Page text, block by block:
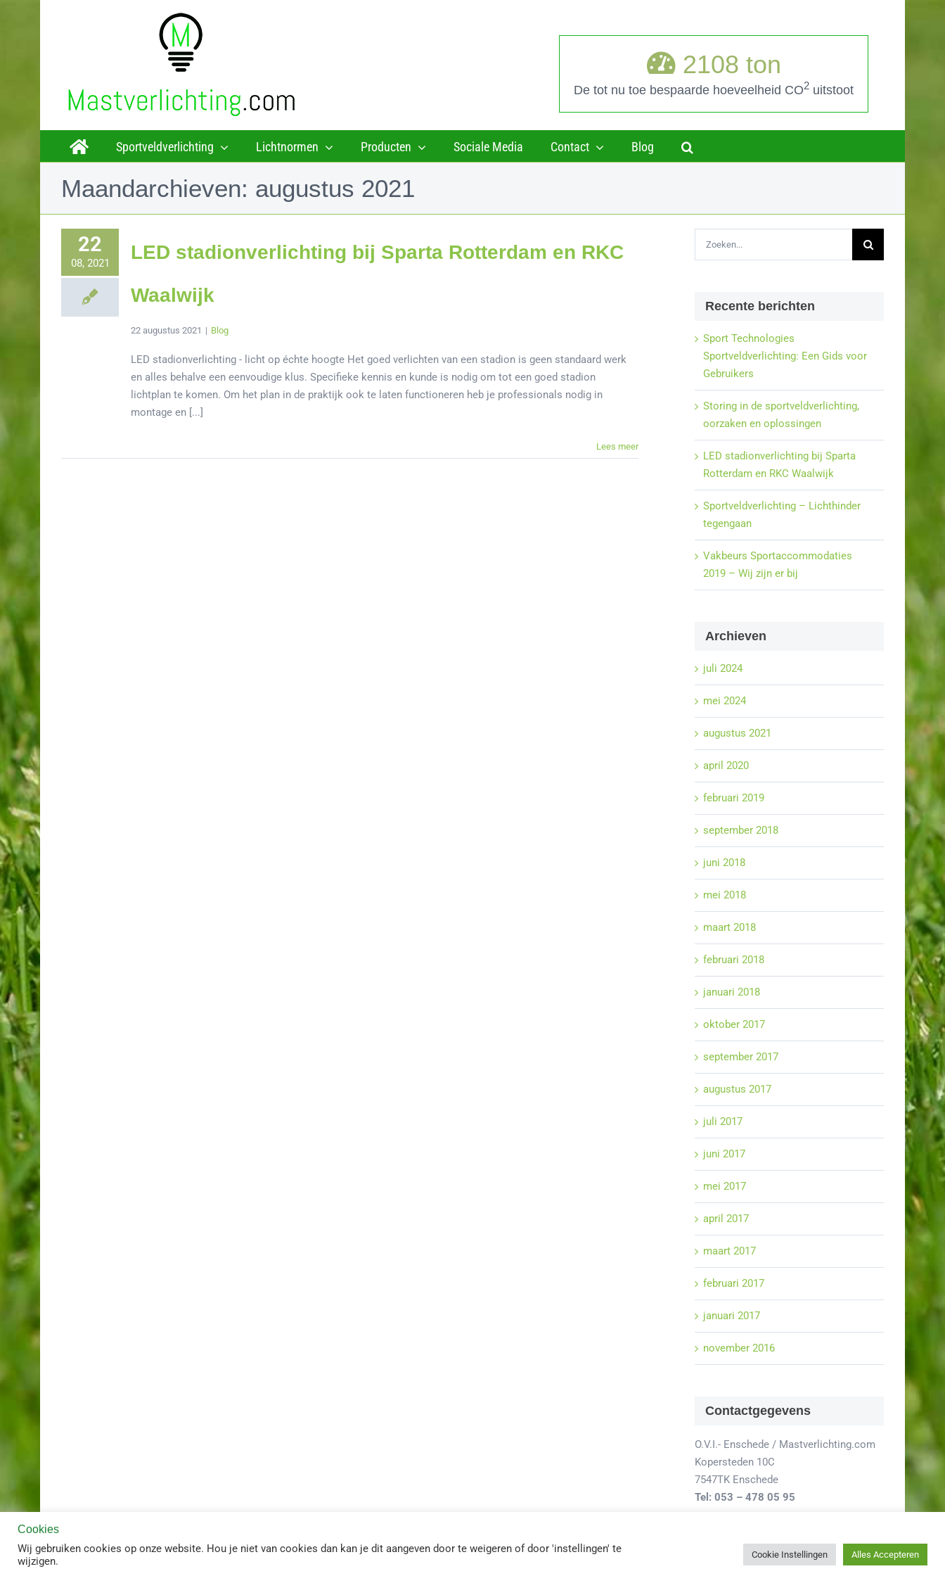
2108 ton
De tot nu toe bespaarde hoeveelheid CO2 uitstoot
Sportveldverlichting Lichtnormen Producten Sociale Media Contact Blog
Maandarchieven: augustus 2021
22
08, 2021
LED stadionverlichting bij Sparta Rotterdam en RKC
Waalwijk
22 augustus 2021 | Blog
LED stadionverlichting - licht op échte hoogte Het goed verlichten van een stadion is geen standaard werk
en alles behalve een eenvoudige klus. Specifieke kennis en kunde is nodig om tot een goed stadion
lichtplan te komen. Om het plan in de praktijk ook te laten functioneren heb je professionals nodig in
montage en [...]
Lees meer
Recente berichten
Sport Technologies
Sportveldverlichting: Een Gids voor
Gebruikers
Storing in de sportveldverlichting,
oorzaken en oplossingen
LED stadionverlichting bij Sparta
Rotterdam en RKC Waalwijk
Sportveldverlichting – Lichthinder
tegengaan
Vakbeurs Sportaccommodaties
2019 – Wij zijn er bij
Archieven
juli 2024
mei 2024
augustus 2021
april 2020
februari 2019
september 2018
juni 2018
mei 2018
maart 2018
februari 2018
januari 2018
oktober 2017
september 2017
augustus 2017
juli 2017
juni 2017
mei 2017
april 2017
maart 2017
februari 2017
januari 2017
november 2016
Contactgegevens
O.V.I.- Enschede / Mastverlichting.com
Kopersteden 10C
7547TK Enschede
Tel: 053 – 478 05 95
Facebook Instagram
Cookies
Wij gebruiken cookies op onze website. Hou je niet van cookies dan kan je dit aangeven door te weigeren of door 'instellingen' te
wijzigen.
Cookie Instellingen Alles Accepteren